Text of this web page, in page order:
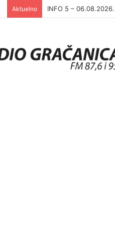
Aktuelno INFO 5 – 05.08.2026